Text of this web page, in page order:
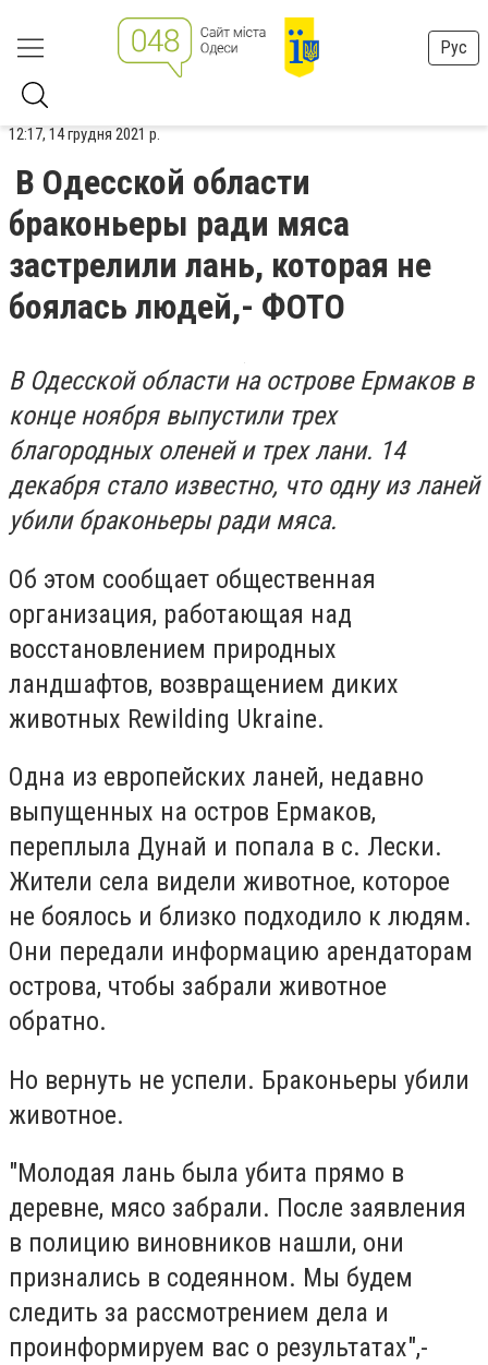
Рус
12:17, 14 грудня 2021 р.
В Одесской области
браконьеры ради мяса
застрелили лань, которая не
боялась людей,- ФОТО
В Одесской области на острове Ермаков в
конце ноября выпустили трех
благородных оленей и трех лани. 14
декабря стало известно, что одну из ланей
убили браконьеры ради мяса.
Об этом сообщает общественная
организация, работающая над
восстановлением природных
ландшафтов, возвращением диких
животных Rewilding Ukraine.
Одна из европейских ланей, недавно
выпущенных на остров Ермаков,
переплыла Дунай и попала в с. Лески.
Жители села видели животное, которое
не боялось и близко подходило к людям.
Они передали информацию арендаторам
острова, чтобы забрали животное
обратно.
Но вернуть не успели. Браконьеры убили
животное.
"Молодая лань была убита прямо в
деревне, мясо забрали. После заявления
в полицию виновников нашли, они
признались в содеянном. Мы будем
следить за рассмотрением дела и
проинформируем вас о результатах",-